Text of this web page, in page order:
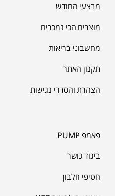
מבצעי החודש
מוצרים הכי נמכרים
מחשבוני בריאות
תקנון האתר
הצהרת והסדרי נגישות
פאמפ PUMP
ביגוד כושר
חטיפי חלבון